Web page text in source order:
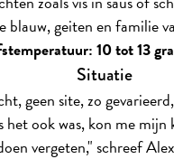
blauw, geiten en familie
10 tot 13
Situatie
geen site, zo
het ook was, kon me mijn
vergeten," schreef